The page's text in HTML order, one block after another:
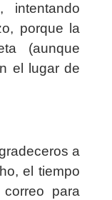
porque la
(aunque
el lugar de
a
el tiempo
para